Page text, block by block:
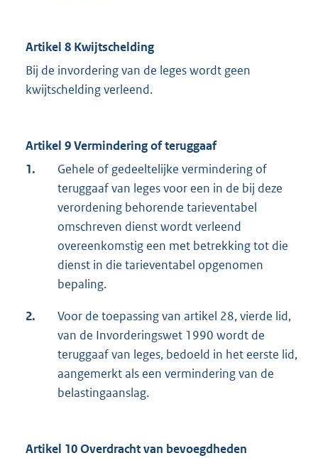
Artikel 8 Kwijtschelding
Bij de invordering van de leges wordt geen
kwijtschelding verleend.
Artikel 9 Vermindering of teruggaaf
1.
Gehele of gedeeltelijke vermindering of
teruggaaf van leges voor een in de bij deze
verordening behorende tarieventabel
omschreven dienst wordt verleend
overeenkomstig een met betrekking tot die
dienst in die tarieventabel opgenomen
bepaling.
2.
Voor de toepassing van artikel 28, vierde lid,
van de Invorderingswet 1990 wordt de
teruggaaf van leges, bedoeld in het eerste lid,
aangemerkt als een vermindering van de
belastingaanslag.
Artikel 10 Overdracht van bevoegdheden